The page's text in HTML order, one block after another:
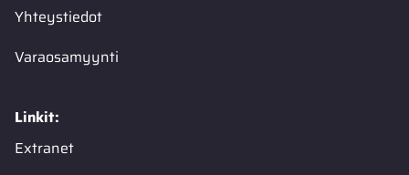
Yhteystiedot
Varaosamyynti
Linkit:
Extranet